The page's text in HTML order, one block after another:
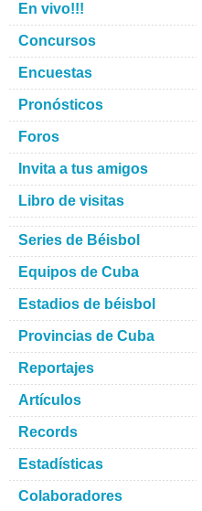
En vivo!!!
Concursos
Encuestas
Pronósticos
Foros
Invita a tus amigos
Libro de visitas
Series de Béisbol
Equipos de Cuba
Estadios de béisbol
Provincias de Cuba
Reportajes
Artículos
Records
Estadísticas
Colaboradores